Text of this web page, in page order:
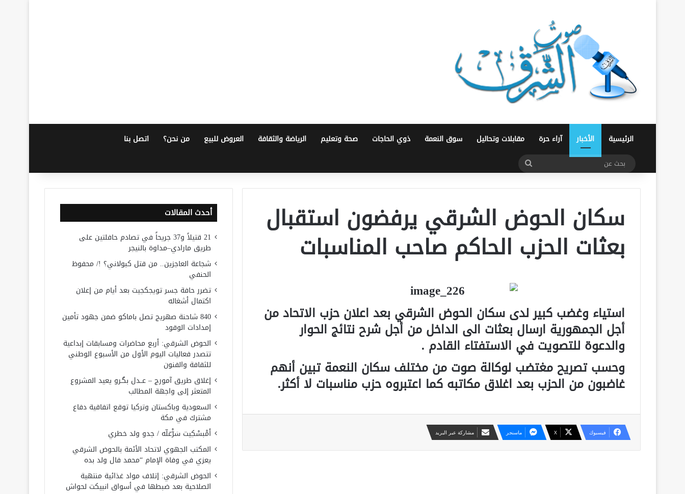
الرئيسية الأخبار آراء حرة مقابلات وتحاليل سوق النعمة ذوي الحاجات صحة وتعليم الرياضة والثقافة العروض للبيع من نحن؟ اتصل بنا
بحث
سكان الحوض الشرقي يرفضون استقبال
بعثات الحزب الحاكم صاحب المناسبات
استياء وغضب كبير لدى سكان الحوض الشرقي بعد اعلان حزب الاتحاد من
أجل الجمهورية ارسال بعثات الى الداخل من أجل شرح نتائج الحوار
والدعوة للتصويت في الاستفتاء القادم .
وحسب تصريح مغتضب لوكالة صوت من مختلف سكان النعمة تبين أنهم
غاضبون من الحزب بعد اغلاق مكاتبه كما اعتبروه حزب مناسبات لا أكثر.
فيسبوك X ماسنجر مشاركة عبر البريد
أحدث المقالات
21 قتيلاً و37 جريحاً في تصادم حافلتين على
طريق مارادي–مداوة بالنيجر
شجاعة العاجزين.. من قتل كبولاني؟ !/ محفوظ
الحنفي
تضرر حافة جسر تويجكجيت بعد أيام من إعلان
اكتمال أشغاله
840 شاحنة صهريج تصل باماكو ضمن جهود تأمين
إمدادات الوقود
الحوض الشرقي: أربع محاضرات ومسابقات إبداعية
تتصدر فعاليات اليوم الأول من الأسبوع الوطني
للثقافة والفنون
إغلاق طريق آمورج – عــدل بگـرو يعيد المشروع
المتعثر إلى واجهة المطالب
السعودية وباكستان وتركيا توقع اتفاقية دفاع
مشترك في مكة
أَمْبسْكِيت سَرّْغلّه / جدو ولد خطري
المكتب الجهوي لاتحاد الأئمة بالحوض الشرقي
يعزي في وفاة الإمام “محمد فال ولد بده
الحوض الشرقي: إتلاف مواد غذائية منتهية
الصلاحية بعد ضبطها في أسواق انبيكت لحواش